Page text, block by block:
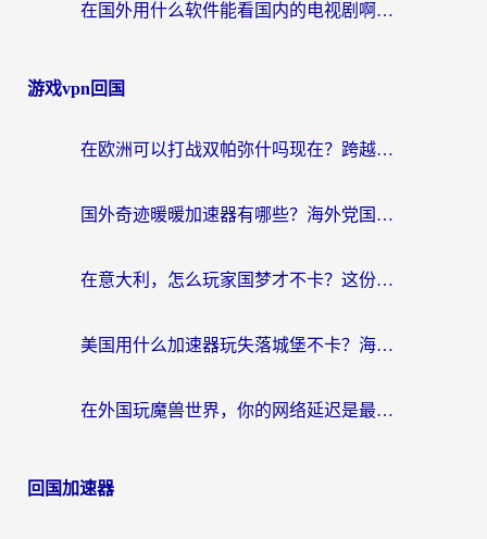
在国外用什么软件能看国内的电视剧啊？留学生亲测有效的回国加速方案
游戏vpn回国
在欧洲可以打战双帕弥什吗现在？跨越延迟墙的实战指南
国外奇迹暖暖加速器有哪些？海外党国服游戏畅玩终极指南（附亲测推荐）
在意大利，怎么玩家国梦才不卡？这份终极加速指南请收好
美国用什么加速器玩失落城堡不卡？海外党亲测有效的国服游戏加速指南
在外国玩魔兽世界，你的网络延迟是最大的敌人
回国加速器